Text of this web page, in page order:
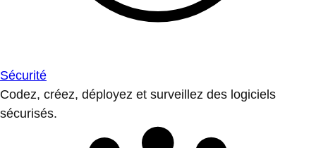
Sécurité
Codez, créez, déployez et surveillez des logiciels
sécurisés.